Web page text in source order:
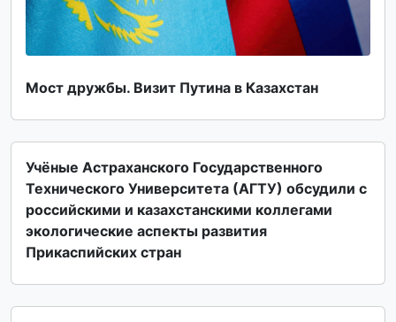
Мост дружбы. Визит Путина в Казахстан
Учёные Астраханского Государственного
Технического Университета (АГТУ) обсудили с
российскими и казахстанскими коллегами
экологические аспекты развития
Прикаспийских стран